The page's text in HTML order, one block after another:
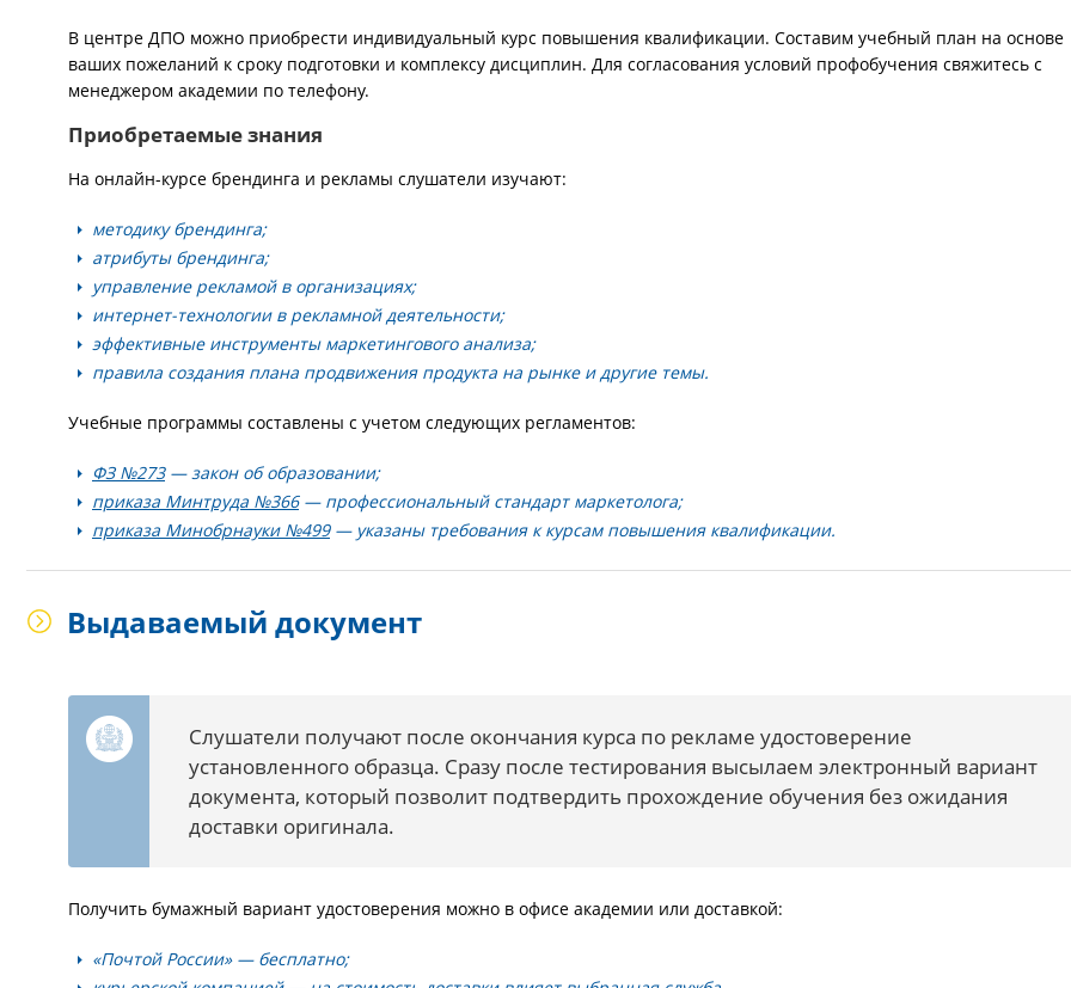
В центре ДПО можно приобрести индивидуальный курс повышения квалификации. Составим учебный план на основе
ваших пожеланий к сроку подготовки и комплексу дисциплин. Для согласования условий профобучения свяжитесь с
менеджером академии по телефону.
Приобретаемые знания
На онлайн-курсе брендинга и рекламы слушатели изучают:
методику брендинга;
атрибуты брендинга;
управление рекламой в организациях;
интернет-технологии в рекламной деятельности;
эффективные инструменты маркетингового анализа;
правила создания плана продвижения продукта на рынке и другие темы.
Учебные программы составлены с учетом следующих регламентов:
ФЗ №273— закон об образовании;
приказа Минтруда №366— профессиональный стандарт маркетолога;
приказа Минобрнауки №499— указаны требования к курсам повышения квалификации.
Выдаваемый документ
Слушатели получают после окончания курса по рекламе удостоверение
установленного образца. Сразу после тестирования высылаем электронный вариант
документа, который позволит подтвердить прохождение обучения без ожидания
доставки оригинала.
Получить бумажный вариант удостоверения можно в офисе академии или доставкой:
«Почтой России» — бесплатно;